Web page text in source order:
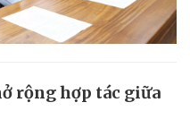
rộng hợp tác giữa